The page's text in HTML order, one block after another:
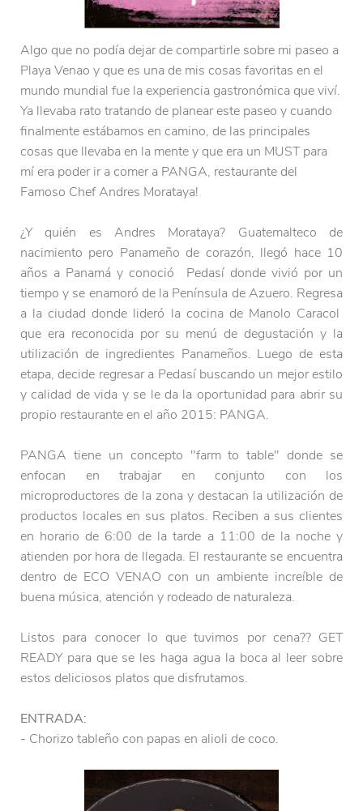
Algo que no podía dejar de compartirle sobre mi paseo a
Playa Venao y que es una de mis cosas favoritas en el
mundo mundial fue la experiencia gastronómica que viví.
Ya llevaba rato tratando de planear este paseo y cuando
finalmente estábamos en camino, de las principales
cosas que llevaba en la mente y que era un MUST para
mí era poder ir a comer a PANGA, restaurante del
Famoso Chef Andres Morataya!
¿Y quién es Andres Morataya? Guatemalteco de
nacimiento pero Panameño de corazón, llegó hace 10
años a Panamá y conoció Pedasí donde vivió por un
tiempo y se enamoró de la Península de Azuero. Regresa
a la ciudad donde lideró la cocina de Manolo Caracol
que era reconocida por su menú de degustación y la
utilización de ingredientes Panameños. Luego de esta
etapa, decide regresar a Pedasí buscando un mejor estilo
y calidad de vida y se le da la oportunidad para abrir su
propio restaurante en el año 2015: PANGA.
PANGA tiene un concepto "farm to table" donde se
enfocan en trabajar en conjunto con los
microproductores de la zona y destacan la utilización de
productos locales en sus platos. Reciben a sus clientes
en horario de 6:00 de la tarde a 11:00 de la noche y
atienden por hora de llegada. El restaurante se encuentra
dentro de ECO VENAO con un ambiente increíble de
buena música, atención y rodeado de naturaleza.
Listos para conocer lo que tuvimos por cena?? GET
READY para que se les haga agua la boca al leer sobre
estos deliciosos platos que disfrutamos.
ENTRADA:
- Chorizo tableño con papas en alioli de coco.